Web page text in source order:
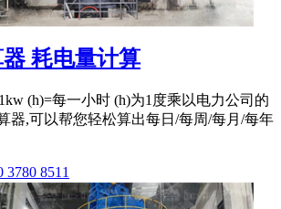
耗电量计算
(h)=每一小时 (h)为1度乘以电力公司的
器,可以帮您轻松算出每日/每周/每月/每年
8511